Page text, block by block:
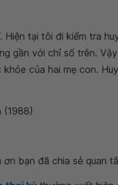
Hiện tại tôi đi kiểm tra
gần với chỉ số trên.
của hai mẹ con.
(1988)
ơn bạn đã chia sẻ quan